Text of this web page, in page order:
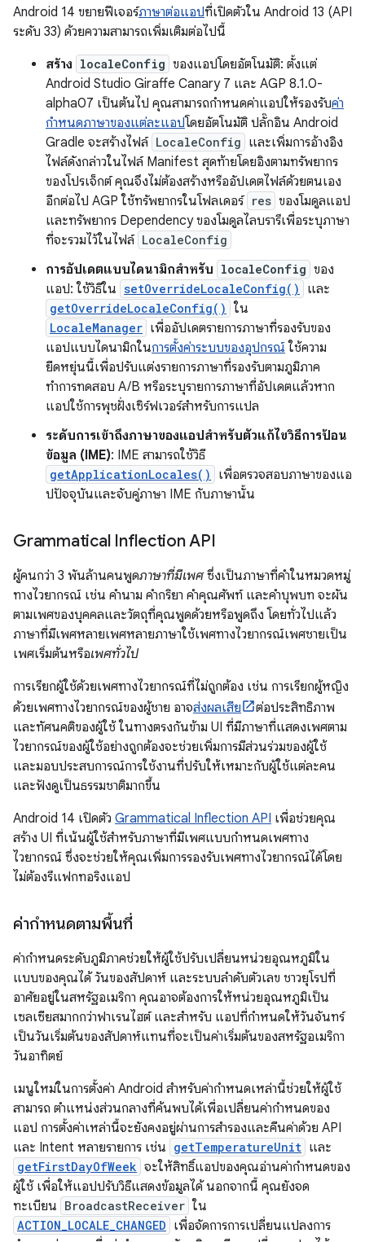
Android 14 ขยายฟีเจอร์ภาษาต่อแอปที่เปิดตัวใน Android 13 (API
ระดับ 33) ด้วยความสามารถเพิ่มเติมต่อไปนี้
สร้าง localeConfig ของแอปโดยอัตโนมัติ: ตั้งแต่
Android Studio Giraffe Canary 7 และ AGP 8.1.0-
alpha07 เป็นต้นไป คุณสามารถกําหนดค่าแอปให้รองรับค่า
กําหนดภาษาของแต่ละแอปโดยอัตโนมัติ ปลั๊กอิน Android
Gradle จะสร้างไฟล์ LocaleConfig และเพิ่มการอ้างอิง
ไฟล์ดังกล่าวในไฟล์ Manifest สุดท้ายโดยอิงตามทรัพยากร
ของโปรเจ็กต์ คุณจึงไม่ต้องสร้างหรืออัปเดตไฟล์ด้วยตนเอง
อีกต่อไป AGP ใช้ทรัพยากรในโฟลเดอร์ res ของโมดูลแอป
และทรัพยากร Dependency ของโมดูลไลบรารีเพื่อระบุภาษา
ที่จะรวมไว้ในไฟล์ LocaleConfig
การอัปเดตแบบไดนามิกสำหรับ localeConfig ของ
แอป: ใช้วิธีใน setOverrideLocaleConfig() และ
getOverrideLocaleConfig() ใน
LocaleManager เพื่ออัปเดตรายการภาษาที่รองรับของ
แอปแบบไดนามิกในการตั้งค่าระบบของอุปกรณ์ ใช้ความ
ยืดหยุ่นนี้เพื่อปรับแต่งรายการภาษาที่รองรับตามภูมิภาค
ทำการทดสอบ A/B หรือระบุรายการภาษาที่อัปเดตแล้วหาก
แอปใช้การพุชฝั่งเซิร์ฟเวอร์สำหรับการแปล
ระดับการเข้าถึงภาษาของแอปสําหรับตัวแก้ไขวิธีการป้อน
ข้อมูล (IME): IME สามารถใช้วิธี
getApplicationLocales()
เพื่อตรวจสอบภาษาของแอ
ปปัจจุบันและจับคู่ภาษา IME กับภาษานั้น
Grammatical Inflection API
ผู้คนกว่า 3 พันล้านคนพูดภาษาที่มีเพศซึ่งเป็นภาษาที่คำในหมวดหมู่
ทางไวยากรณ์ เช่น คำนาม คำกริยา คำคุณศัพท์ และคำบุพบท จะผัน
ตามเพศของบุคคลและวัตถุที่คุณพูดด้วยหรือพูดถึง โดยทั่วไปแล้ว
ภาษาที่มีเพศหลายเพศหลายภาษาใช้เพศทางไวยากรณ์เพศชายเป็น
เพศเริ่มต้นหรือเพศทั่วไป
การเรียกผู้ใช้ด้วยเพศทางไวยากรณ์ที่ไม่ถูกต้อง เช่น การเรียกผู้หญิง
ด้วยเพศทางไวยากรณ์ของผู้ชาย อาจส่งผลเสีย
ต่อประสิทธิภาพ
และทัศนคติของผู้ใช้ ในทางตรงกันข้าม UI ที่มีภาษาที่แสดงเพศตาม
ไวยากรณ์ของผู้ใช้อย่างถูกต้องจะช่วยเพิ่มการมีส่วนร่วมของผู้ใช้
และมอบประสบการณ์การใช้งานที่ปรับให้เหมาะกับผู้ใช้แต่ละคน
และฟังดูเป็นธรรมชาติมากขึ้น
Android 14 เปิดตัว Grammatical Inflection API เพื่อช่วยคุณ
สร้าง UI ที่เน้นผู้ใช้สำหรับภาษาที่มีเพศแบบกำหนดเพศทาง
ไวยากรณ์ ซึ่งจะช่วยให้คุณเพิ่มการรองรับเพศทางไวยากรณ์ได้โดย
ไม่ต้องรีแฟกทอริงแอป
ค่ากำหนดตามพื้นที่
ค่ากำหนดระดับภูมิภาคช่วยให้ผู้ใช้ปรับเปลี่ยนหน่วยอุณหภูมิใน
แบบของคุณได้ วันของสัปดาห์ และระบบลำดับตัวเลข ชาวยุโรปที่
อาศัยอยู่ในสหรัฐอเมริกา คุณอาจต้องการให้หน่วยอุณหภูมิเป็น
เซลเซียสมากกว่าฟาเรนไฮต์ และสำหรับ แอปที่กำหนดให้วันจันทร์
เป็นวันเริ่มต้นของสัปดาห์แทนที่จะเป็นค่าเริ่มต้นของสหรัฐอเมริกา
วันอาทิตย์
เมนูใหม่ในการตั้งค่า Android สำหรับค่ากำหนดเหล่านี้ช่วยให้ผู้ใช้
สามารถ ตำแหน่งส่วนกลางที่ค้นพบได้เพื่อเปลี่ยนค่ากำหนดของ
แอป การตั้งค่าเหล่านี้จะยังคงอยู่ผ่านการสํารองและคืนค่าด้วย API
และ Intent หลายรายการ เช่น getTemperatureUnit และ
getFirstDayOfWeek จะให้สิทธิ์แอปของคุณอ่านค่ากําหนดของ
ผู้ใช้ เพื่อให้แอปปรับวิธีแสดงข้อมูลได้ นอกจากนี้ คุณยังจด
ทะเบียน BroadcastReceiver ใน
ACTION_LOCALE_CHANGED เพื่อจัดการการเปลี่ยนแปลงการ